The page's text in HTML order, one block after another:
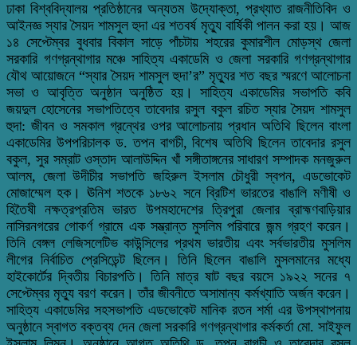
ঢাকা বিশ্ববিদ্যালয় প্রতিষ্ঠানের অন্যতম উদ্যোক্তা, প্রখ্যাত রাজনীতিবিদ ও
আইনজ্ঞ স্যার সৈয়দ শামসুল হুদা এর শতবর্ষ মৃত্যু বার্ষিকী পালন করা হয়। আজ
১৪ সেপ্টেম্বর বুধবার বিকাল সাড়ে পাঁচটায় শহরের কুমারশীল মোড়স্থ জেলা
সরকারি গণগ্রন্থাগার মঞ্চে সাহিত্য একাডেমি ও জেলা সরকারি গণগ্রন্থাগার
যৌথ আয়োজনে “স্যার সৈয়দ শামসুল হুদা’র” মৃত্যুর শত বছর স্মরণে আলোচনা
সভা ও আবৃত্তি অনুষ্ঠান অনুষ্ঠিত হয়। সাহিত্য একাডেমির সভাপতি কবি
জয়দুল হোসেনের সভাপতিত্বে তাবেদার রসুল বকুল রচিত স্যার সৈয়দ শামসুল
হুদা: জীবন ও সমকাল গ্রন্থের ওপর আলোচনায় প্রধান অতিথি ছিলেন বাংলা
একাডেমির উপপরিচালক ড. তপন বাগচী, বিশেষ অতিথি ছিলেন তাবেদার রসুল
বকুল, সুর সম্রাট ওস্তাদ আলাউদ্দিন খাঁ সঙ্গীতাঙ্গনের সাধারণ সম্পাদক মনজুরুল
আলম, জেলা উদীচীর সভাপতি জহিরুল ইসলাম চৌধুরী স্বপন, এডভোকেট
মোজাম্মেল হক। ঊনিশ শতকে ১৮৬২ সনে ব্রিটিশ ভারতের বাঙালি মণীষী ও
হিতৈষী নক্ষত্রপ্রতিম ভারত উপমহাদেশের ত্রিপুরা জেলার ব্রাহ্মণবাড়িয়ার
নাসিরনগরের গোকর্ণ গ্রামে এক সম্ভ্রান্ত মুসলিম পরিবারে জন্ম গ্রহণ করেন।
তিনি বেঙ্গল লেজিসলেটিভ কাউন্সিলের প্রথম ভারতীয় এবং সর্বভারতীয় মুসলিম
লীগের নির্বাচিত প্রেসিডেন্ট ছিলেন। তিনি ছিলেন বাঙালি মুসলমানের মধ্যে
হাইকোর্টের দ্বিতীয় বিচারপতি। তিনি মাত্র ষাট বছর বয়সে ১৯২২ সনের ৭
সেপ্টেম্বর মৃত্যু বরণ করেন। তাঁর জীবনীতে অসামান্য কর্মখ্যাতি অর্জন করেন।
সাহিত্য একাডেমির সহসভাপতি এডভোকেট মানিক রতন শর্মা এর উপস্থাপনায়
অনুষ্ঠানে স্বাগত বক্তব্য দেন জেলা সরকারি গণগ্রন্থাগার কর্মকর্তা মো. সাইফুল